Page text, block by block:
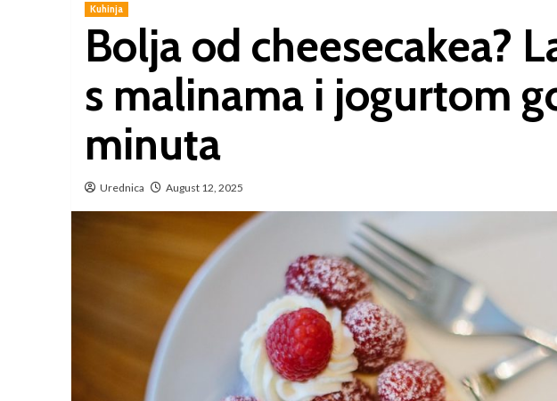
Kuhinja
Bolja od cheesecakea?
s malinama i jogurtom
minuta
Urednica August 12, 2025